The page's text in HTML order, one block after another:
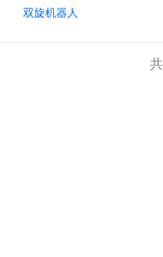
双旋机器人